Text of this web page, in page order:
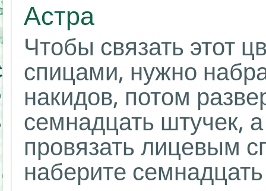
Астра
Чтобы связать этот
спицами, нужно
накидов, потом
семнадцать штучек,
провязать лицевым
наберите